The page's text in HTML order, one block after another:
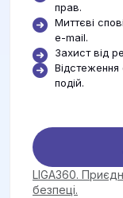
прав.
Миттєві
e-mail.
Захист від
подій.
LIGA360.
безпеці.